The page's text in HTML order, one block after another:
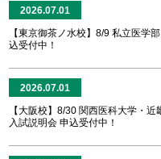
2026.07.01
【東京御茶ノ水校】8/9 私立医学
込受付中！
2026.07.01
【大阪校】8/30 関西医科大学・
入試説明会 申込受付中！